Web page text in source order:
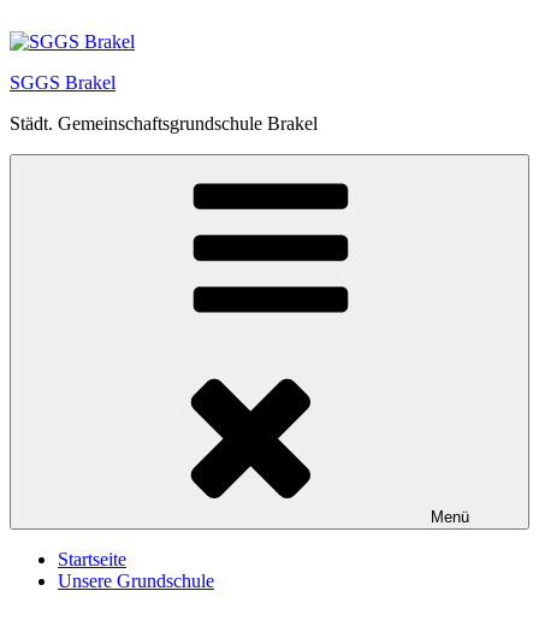
Inhalt
SGGS Brakel
Städt. Gemeinschaftsgrundschule Brakel
Menü
Startseite
Unsere Grundschule